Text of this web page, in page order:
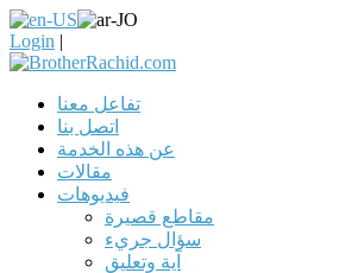
Login |
تفاعل معنا
اتصل بنا
عن هذه الخدمة
مقالات
فيديوهات
مقاطع قصيرة
سؤال جريء
آية وتعليق